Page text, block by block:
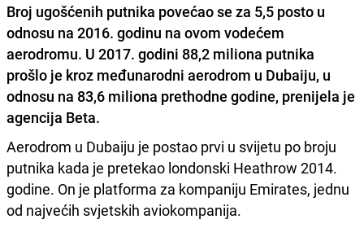
Broj ugošćenih putnika povećao se za 5,5 posto u
odnosu na 2016. godinu na ovom vodećem
aerodromu. U 2017. godini 88,2 miliona putnika
prošlo je kroz međunarodni aerodrom u Dubaiju, u
odnosu na 83,6 miliona prethodne godine, prenijela je
agencija Beta.
Aerodrom u Dubaiju je postao prvi u svijetu po broju
putnika kada je pretekao londonski Heathrow 2014.
godine. On je platforma za kompaniju Emirates, jednu
od najvećih svjetskih aviokompanija.